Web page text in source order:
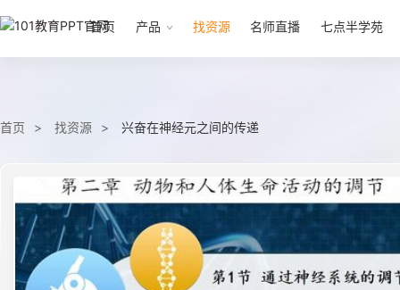
首页 产品 找资源 名师直播 七点半学苑
首页 找资源 兴奋在神经元之间的传递